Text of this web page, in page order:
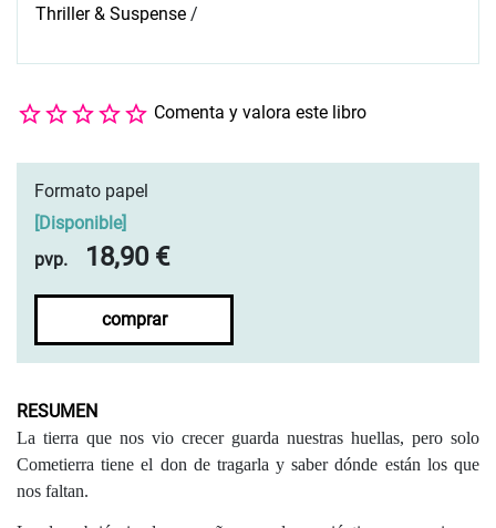
Thriller & Suspense /
Comenta y valora este libro
Formato papel
Disponible]
pvp.
18,90 €
comprar
RESUMEN
La tierra que nos vio crecer guarda nuestras huellas, pero solo
Cometierra tiene el don de tragarla y saber dónde están los que
nos faltan.